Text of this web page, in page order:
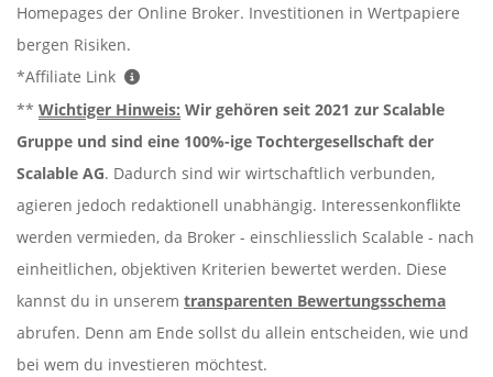
Homepages der Online Broker. Investitionen in Wertpapiere
bergen Risiken.
*Affiliate Link
** Wichtiger Hinweis: Wir gehören seit 2021 zur Scalable
Gruppe und sind eine 100%-ige Tochtergesellschaft der
Scalable AG. Dadurch sind wir wirtschaftlich verbunden,
agieren jedoch redaktionell unabhängig. Interessenkonflikte
werden vermieden, da Broker - einschliesslich Scalable - nach
einheitlichen, objektiven Kriterien bewertet werden. Diese
kannst du in unserem transparenten Bewertungsschema
abrufen. Denn am Ende sollst du allein entscheiden, wie und
bei wem du investieren möchtest.